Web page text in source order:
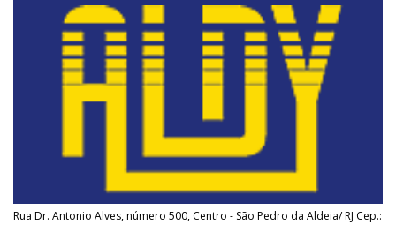
Rua Dr. Antonio Alves, número 500, Centro - São Pedro da Aldeia/ RJ Cep.: